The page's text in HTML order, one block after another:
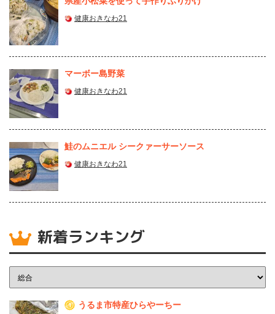
健康おきなわ21
マーボー島野菜
健康おきなわ21
鮭のムニエル シークァーサーソース
健康おきなわ21
新着ランキング
1 うるま市特産ひらやーちー